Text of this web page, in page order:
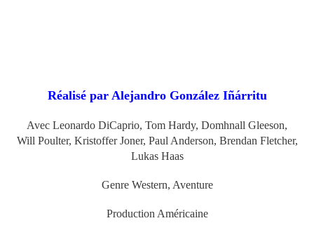
Réalisé par Alejandro González Iñárritu
Avec Leonardo DiCaprio, Tom Hardy, Domhnall Gleeson,
Will Poulter, Kristoffer Joner, Paul Anderson, Brendan Fletcher,
Lukas Haas
Genre Western, Aventure
Production Américaine